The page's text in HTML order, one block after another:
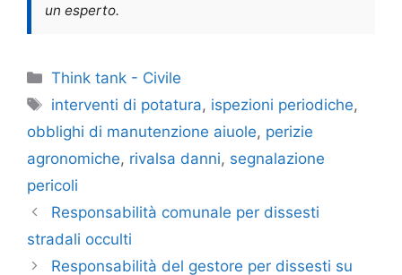
un esperto.
Categorie
Think tank - Civile
Tag
interventi di potatura, ispezioni periodiche,
obblighi di manutenzione aiuole, perizie
agronomiche, rivalsa danni, segnalazione
pericoli
Responsabilità comunale per dissesti
stradali occulti
Responsabilità del gestore per dissesti su